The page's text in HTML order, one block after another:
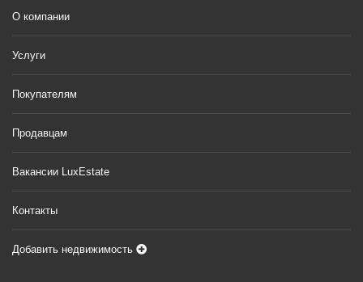
О компании
Услуги
Покупателям
Продавцам
Вакансии LuxEstate
Контакты
Добавить недвижимость